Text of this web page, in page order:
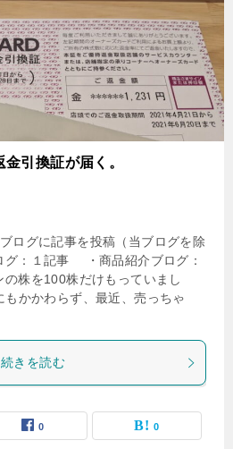
引換証が届く。
ログに記事を投稿（当ブログを除
：１記事 ・商品紹介ブログ：
株を100株だけもっていまし
かかわらず、最近、売っちゃ
続きを読む
0 0